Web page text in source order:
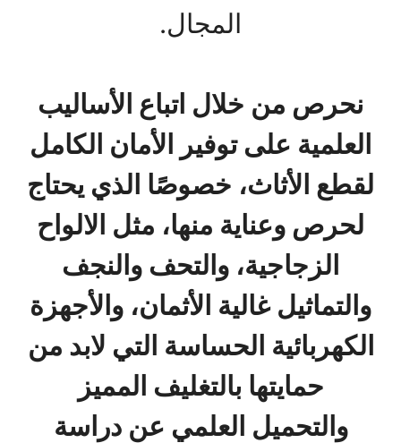
المجال.
نحرص من خلال اتباع الأساليب
العلمية على توفير الأمان الكامل
لقطع الأثاث، خصوصًا الذي يحتاج
لحرص وعناية منها، مثل الالواح
الزجاجية، والتحف والنجف
والتماثيل غالية الأثمان، والأجهزة
الكهربائية الحساسة التي لابد من
حمايتها بالتغليف المميز
والتحميل العلمي عن دراسة